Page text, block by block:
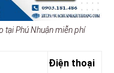
tại Phú Nhuận miễn phí
Điện thoại